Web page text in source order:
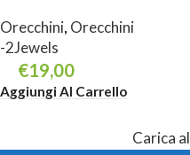
Orecchini, Orecchini
-2Jewels
€19,00
Aggiungi Al Carrello
Carica